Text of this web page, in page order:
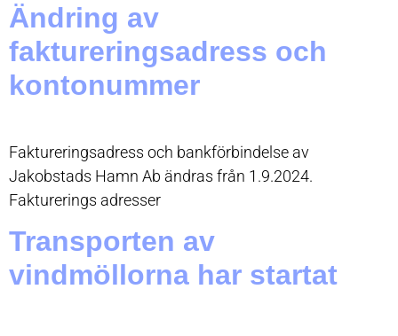
Ändring av
faktureringsadress och
kontonummer
Faktureringsadress och bankförbindelse av
Jakobstads Hamn Ab ändras från 1.9.2024.
Fakturerings adresser
Transporten av
vindmöllorna har startat